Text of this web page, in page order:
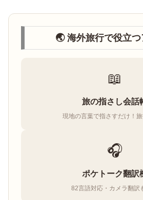
🌏 海外旅行で役立
📖
旅の指さし会話
現地の言葉で指さすだけ！
🎧
ポケトーク翻訳
82言語対応・カメラ翻訳